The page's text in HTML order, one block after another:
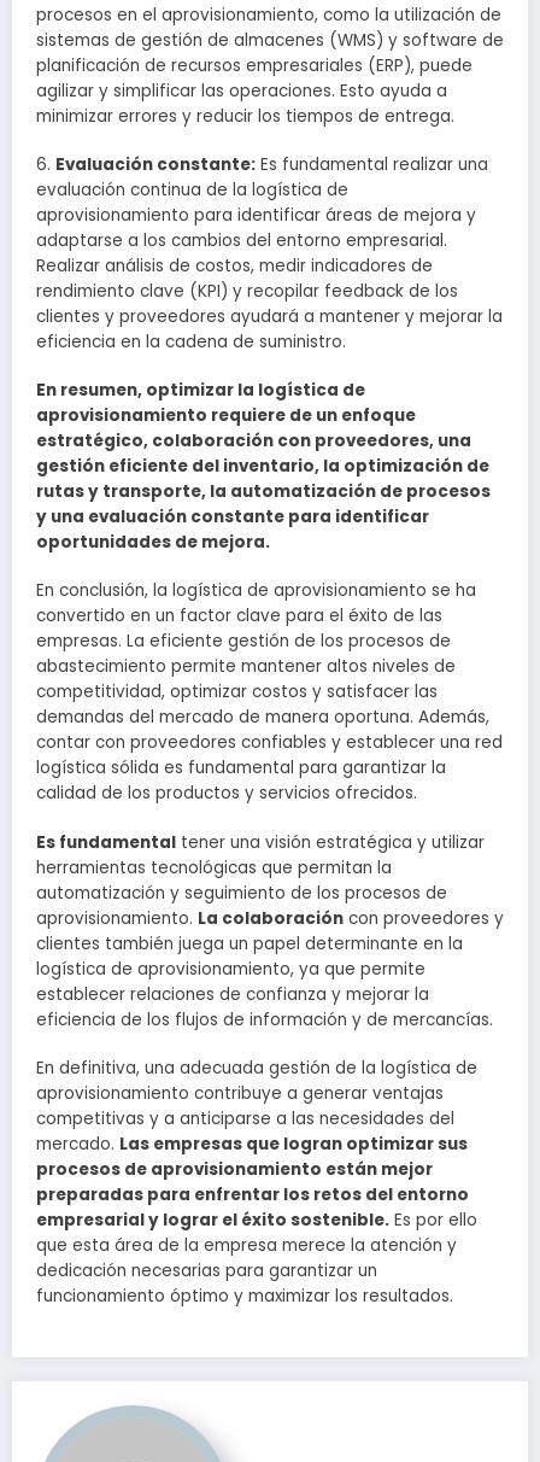
procesos en el aprovisionamiento, como la utilización de
sistemas de gestión de almacenes (WMS) y software de
planificación de recursos empresariales (ERP), puede
agilizar y simplificar las operaciones. Esto ayuda a
minimizar errores y reducir los tiempos de entrega.
6. Evaluación constante: Es fundamental realizar una
evaluación continua de la logística de
aprovisionamiento para identificar áreas de mejora y
adaptarse a los cambios del entorno empresarial.
Realizar análisis de costos, medir indicadores de
rendimiento clave (KPI) y recopilar feedback de los
clientes y proveedores ayudará a mantener y mejorar la
eficiencia en la cadena de suministro.
En resumen, optimizar la logística de
aprovisionamiento requiere de un enfoque
estratégico, colaboración con proveedores, una
gestión eficiente del inventario, la optimización de
rutas y transporte, la automatización de procesos
y una evaluación constante para identificar
oportunidades de mejora.
En conclusión, la logística de aprovisionamiento se ha
convertido en un factor clave para el éxito de las
empresas. La eficiente gestión de los procesos de
abastecimiento permite mantener altos niveles de
competitividad, optimizar costos y satisfacer las
demandas del mercado de manera oportuna. Además,
contar con proveedores confiables y establecer una red
logística sólida es fundamental para garantizar la
calidad de los productos y servicios ofrecidos.
Es fundamental tener una visión estratégica y utilizar
herramientas tecnológicas que permitan la
automatización y seguimiento de los procesos de
aprovisionamiento. La colaboración con proveedores y
clientes también juega un papel determinante en la
logística de aprovisionamiento, ya que permite
establecer relaciones de confianza y mejorar la
eficiencia de los flujos de información y de mercancías.
En definitiva, una adecuada gestión de la logística de
aprovisionamiento contribuye a generar ventajas
competitivas y a anticiparse a las necesidades del
mercado. Las empresas que logran optimizar sus
procesos de aprovisionamiento están mejor
preparadas para enfrentar los retos del entorno
empresarial y lograr el éxito sostenible. Es por ello
que esta área de la empresa merece la atención y
dedicación necesarias para garantizar un
funcionamiento óptimo y maximizar los resultados.